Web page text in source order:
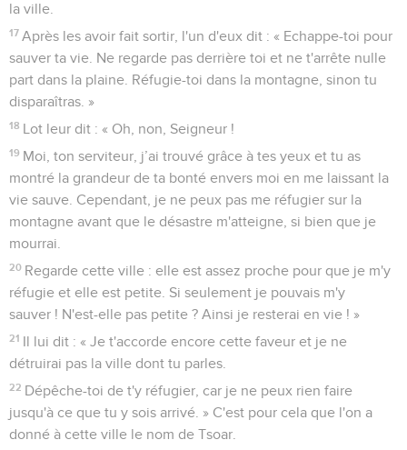
la ville.
17 Après les avoir fait sortir, l'un d'eux dit : « Echappe-toi pour
sauver ta vie. Ne regarde pas derrière toi et ne t'arrête nulle
part dans la plaine. Réfugie-toi dans la montagne, sinon tu
disparaîtras. »
18 Lot leur dit : « Oh, non, Seigneur !
19 Moi, ton serviteur, j’ai trouvé grâce à tes yeux et tu as
montré la grandeur de ta bonté envers moi en me laissant la
vie sauve. Cependant, je ne peux pas me réfugier sur la
montagne avant que le désastre m'atteigne, si bien que je
mourrai.
20 Regarde cette ville : elle est assez proche pour que je m'y
réfugie et elle est petite. Si seulement je pouvais m'y
sauver ! N'est-elle pas petite ? Ainsi je resterai en vie ! »
21 Il lui dit : « Je t'accorde encore cette faveur et je ne
détruirai pas la ville dont tu parles.
22 Dépêche-toi de t'y réfugier, car je ne peux rien faire
jusqu'à ce que tu y sois arrivé. » C'est pour cela que l'on a
donné à cette ville le nom de Tsoar.